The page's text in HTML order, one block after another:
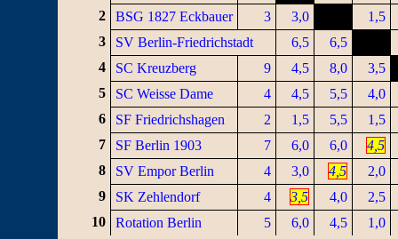
2
BSG 1827 Eckbauer 3 3,0
1,5
3
SV Berlin-Friedrichstadt 6,5
6,5
4
SC Kreuzberg 9 4,5 8,0
3,5
5
SC Weisse Dame 4 4,5 5,5
4,0
6
SF Friedrichshagen 2 1,5 5,5
1,5
7
SF Berlin 1903 7 6,0 6,0
4,5
8
SV Empor Berlin 4 3,0 4,5
2,0
9
SK Zehlendorf 4 3,5 4,0
2,5
10
Rotation Berlin 5 6,0 4,5 1,0